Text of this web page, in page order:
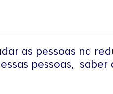
as pessoas na
pessoas, saber